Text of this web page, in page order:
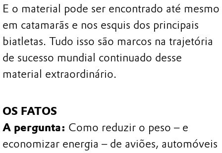
E o material pode ser encontrado até mesmo
em catamarãs e nos esquis dos principais
biatletas. Tudo isso são marcos na trajetória
de sucesso mundial continuado desse
material extraordinário.
OS FATOS
A pergunta: Como reduzir o peso – e
economizar energia – de aviões, automóveis